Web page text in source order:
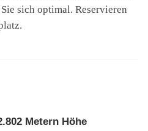
sich optimal. Reservieren
Metern Höhe